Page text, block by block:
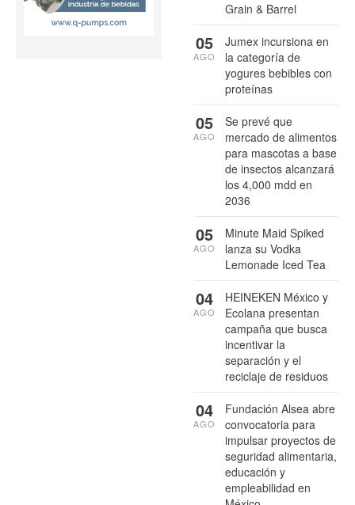
Grain & Barrel
Jumex incursiona en
la categoría de
yogures bebibles con
proteínas
05
AGO
Se prevé que
mercado de alimentos
para mascotas a base
de insectos alcanzará
los 4,000 mdd en
2036
05
AGO
Minute Maid Spiked
lanza su Vodka
Lemonade Iced Tea
05
AGO
HEINEKEN México y
Ecolana presentan
campaña que busca
incentivar la
separación y el
reciclaje de residuos
04
AGO
Fundación Alsea abre
convocatoria para
impulsar proyectos de
seguridad alimentaria,
educación y
empleabilidad en
04
AGO